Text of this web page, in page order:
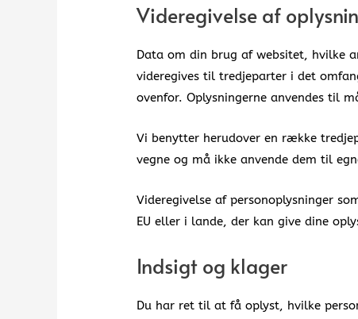
Videregivelse af
Data om din brug af websitet, hvilke
videregives til tredjeparter i det
ovenfor. Oplysningerne anvendes til
Vi benytter herudover en række
vegne og må ikke anvende dem til
Videregivelse af personoplysninger
EU eller i lande, der kan give dine
Indsigt og klager
Du har ret til at få oplyst, hvilke